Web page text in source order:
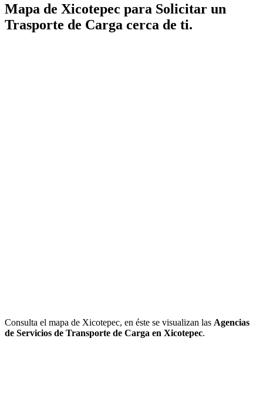
Mapa de Xicotepec para Solicitar un
Trasporte de Carga cerca de ti.
Consulta el mapa de Xicotepec, en éste se visualizan las Agencias
de Servicios de Transporte de Carga en Xicotepec.